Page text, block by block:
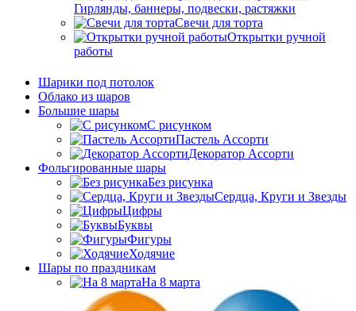
Гирлянды, баннеры, подвески, растяжки
Свечи для торта
Открытки ручной
работы
Шарики под потолок
Облако из шаров
Большие шары
C рисунком
Пастель Ассорти
Декоратор Ассорти
Фольгированные шары
Без рисунка
Сердца, Круги и Звезды
Цифры
Буквы
Фигуры
Ходячие
Шары по праздникам
На 8 марта